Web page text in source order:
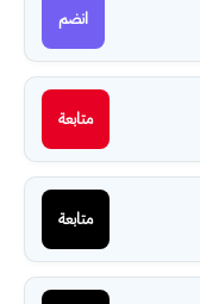
انضم
متابعة
متابعة